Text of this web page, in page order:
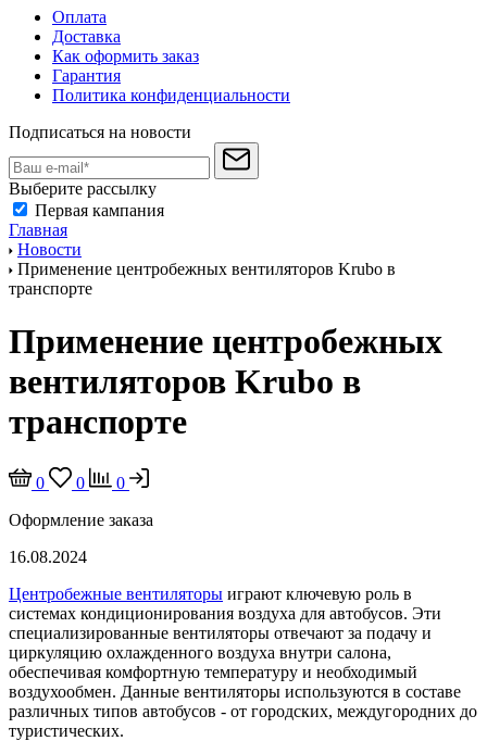
Оплата
Доставка
Как оформить заказ
Гарантия
Политика конфиденциальности
Подписаться на новости
Выберите рассылку
Первая кампания
Главная
Новости
Применение центробежных вентиляторов Krubo в
транспорте
Применение центробежных
вентиляторов Krubo в
транспорте
0 0
0
Оформление заказа
16.08.2024
Центробежные вентиляторы играют ключевую роль в
системах кондиционирования воздуха для автобусов. Эти
специализированные вентиляторы отвечают за подачу и
циркуляцию охлажденного воздуха внутри салона,
обеспечивая комфортную температуру и необходимый
воздухообмен. Данные вентиляторы используются в составе
различных типов автобусов - от городских, междугородних до
туристических.